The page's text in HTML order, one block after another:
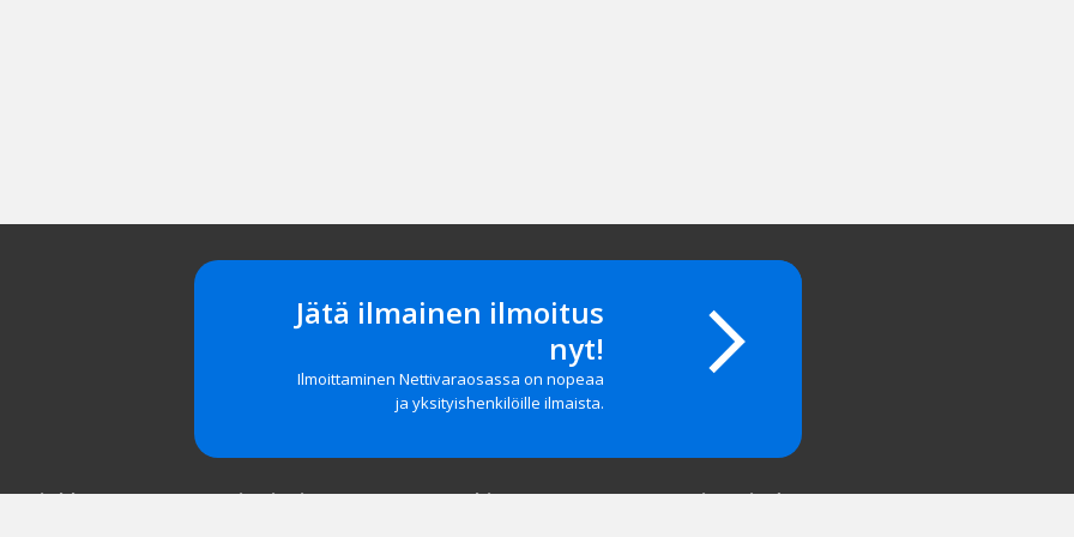
Jätä ilmainen ilmoitus
nyt!
Ilmoittaminen Nettivaraosassa on nopeaa
ja yksityishenkilöille ilmaista.
asiakkaat Navigointi Tuki Yritystiedot